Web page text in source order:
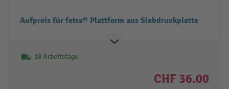
Aufpreis für fetra® Plattform aus Siebdruckplatte
18 Arbeitstage
CHF 36.00